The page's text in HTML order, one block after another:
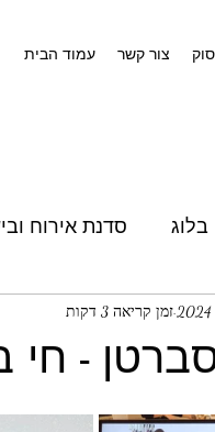
עמוד הבית צור קשר
בלוג סדנת אירוח
- חי
זמן קריאה 3 דקות